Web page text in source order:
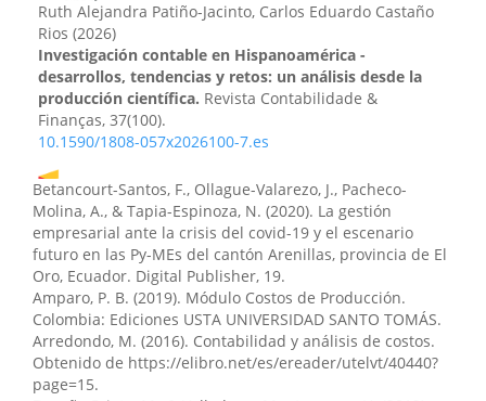
Ruth Alejandra Patiño-Jacinto, Carlos Eduardo Castaño
Rios (2026)
Investigación contable en Hispanoamérica -
desarrollos, tendencias y retos: un análisis desde la
producción científica. Revista Contabilidade &
Finanças, 37(100).
10.1590/1808-057x2026100-7.es
Lia Jenny Montaño Cabezas, Jhon Josué Montaño
González (2023)
Leyes y ética en la inteligencia artificial implicaciones
jurídicas en el desarrollo tecnológico.
Revista de Investigación, 4(E2), 120.
10.55813/gaea/ccri/v4/nE2/198
Betancourt-Santos, F., Ollague-Valarezo, J., Pacheco-
Molina, A., & Tapia-Espinoza, N. (2020). La gestión
empresarial ante la crisis del covid-19 y el escenario
futuro en las Py-MEs del cantón Arenillas, provincia de El
Oro, Ecuador. Digital Publisher, 19.
Amparo, P. B. (2019). Módulo Costos de Producción.
Colombia: Ediciones USTA UNIVERSIDAD SANTO TOMÁS.
Arredondo, M. (2016). Contabilidad y análisis de costos.
Obtenido de https://elibro.net/es/ereader/utelvt/40440?
page=15.